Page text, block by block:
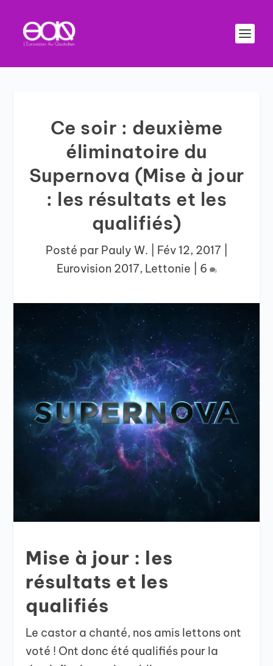
Ce soir : deuxième
éliminatoire du
Supernova (Mise à jour
: les résultats et les
qualifiés)
Posté par Pauly W. Fév 12, 2017|
Eurovision 2017, Lettonie 6
Mise à jour : les
résultats et les
qualifiés
Le castor a chanté, nos amis lettons ont
voté ! Ont donc été qualifiés pour la